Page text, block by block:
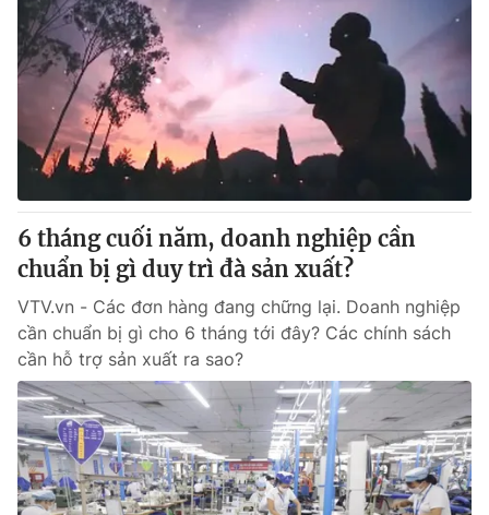
6 tháng cuối năm, doanh nghiệp cần
chuẩn bị gì duy trì đà sản xuất?
VTV.vn - Các đơn hàng đang chững lại. Doanh nghiệp
cần chuẩn bị gì cho 6 tháng tới đây? Các chính sách
cần hỗ trợ sản xuất ra sao?